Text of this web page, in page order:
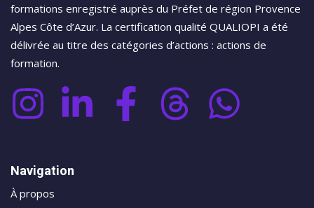
formations enregistré auprès du Préfet de région Provence
Alpes Côte d’Azur. La certification qualité QUALIOPI a été
délivrée au titre des catégories d’actions : actions de
formation.
Navigation
À propos